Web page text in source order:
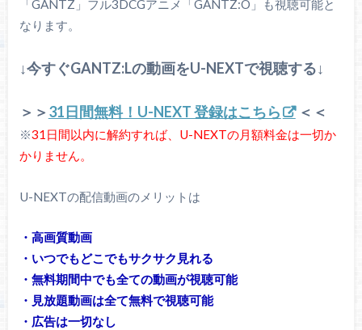
「GANTZ」フル3DCGアニメ「GANTZ:O」も視聴可能と
なります。
↓今すぐGANTZ:Lの動画をU-NEXTで視聴する↓
＞＞ 31日間無料！U-NEXT 登録はこちら ＜＜
※31日間以内に解約すれば、U-NEXTの月額料金は一切か
かりません。
U-NEXTの配信動画のメリットは
・高画質動画
・いつでもどこでもサクサク見れる
・無料期間中でも全ての動画が視聴可能
・見放題動画は全て無料で視聴可能
・広告は一切なし